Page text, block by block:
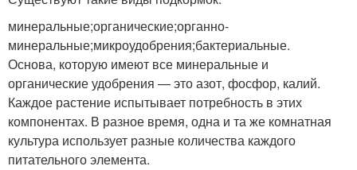
минеральные;органические;органно-
минеральные;микроудобрения;бактериальные.
Основа, которую имеют все минеральные и
органические удобрения — это азот, фосфор, калий.
Каждое растение испытывает потребность в этих
компонентах. В разное время, одна и та же комнатная
культура использует разные количества каждого
питательного элемента.